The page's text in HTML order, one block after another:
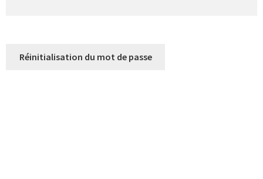
Réinitialisation du mot de passe